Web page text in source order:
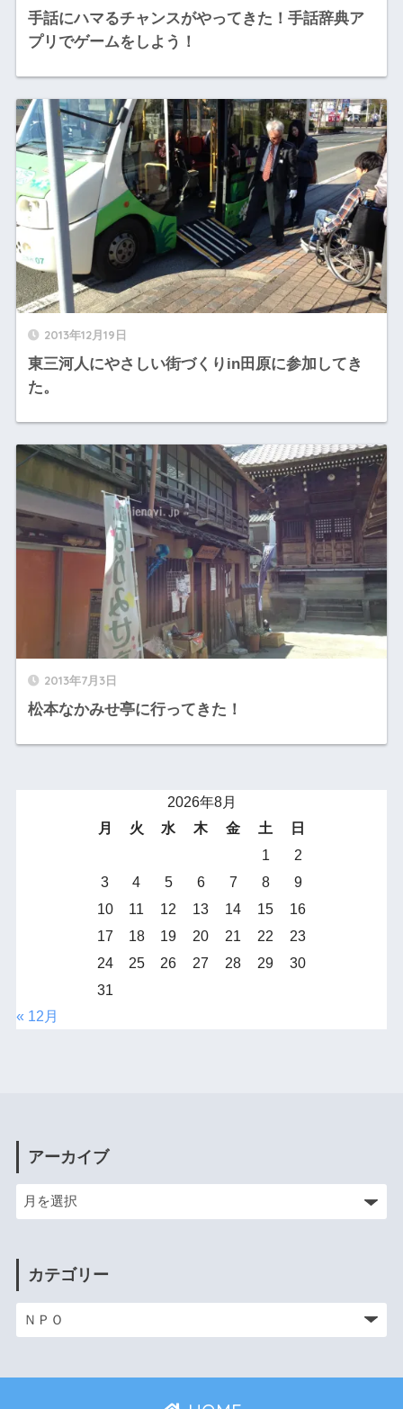
手話にハマるチャンスがやってきた！手話辞典ア
プリでゲームをしよう！
2013年12月19日
東三河人にやさしい街づくりin田原に参加してき
た。
2013年7月3日
松本なかみせ亭に行ってきた！
2026年8月
月
火 水 木 金 土
日
1
2
3
4 5 6 7 8
9
10
11 12 13 14 15
16
17
18 19 20 21 22
23
24
25 26 27 28 29
30
31
« 12月
アーカイブ
カテゴリー